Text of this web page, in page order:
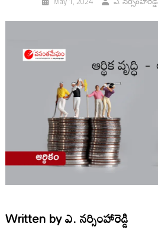
Written byఎ. నర్సింహారెడ్డి